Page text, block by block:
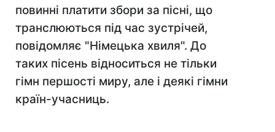
повинні платити збори за пісні, що
транслюються під час зустрічей,
повідомляє "Німецька хвиля". До
таких пісень відноситься не тільки
гімн першості миру, але і деякі гімни
країн-учасниць.